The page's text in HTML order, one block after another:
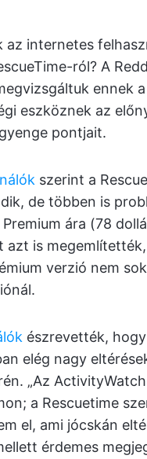
az internetes
ról? A
ennek a
eszköznek az
pontjait.
szerint a
de többen is
Premium ára (78
azt is
verzió nem
észrevették,
elég nagy
„Az
a Rescuetime
el, ami jócskán
érdemes